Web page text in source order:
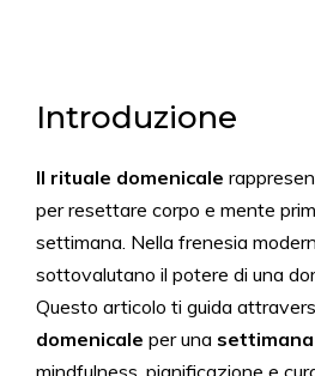
Introduzione
Il rituale domenicale
per resettare corpo e mente
settimana. Nella frenesia
sottovalutano il potere di una
Questo articolo ti guida
domenicale per una
mindfulness, pianificazione e